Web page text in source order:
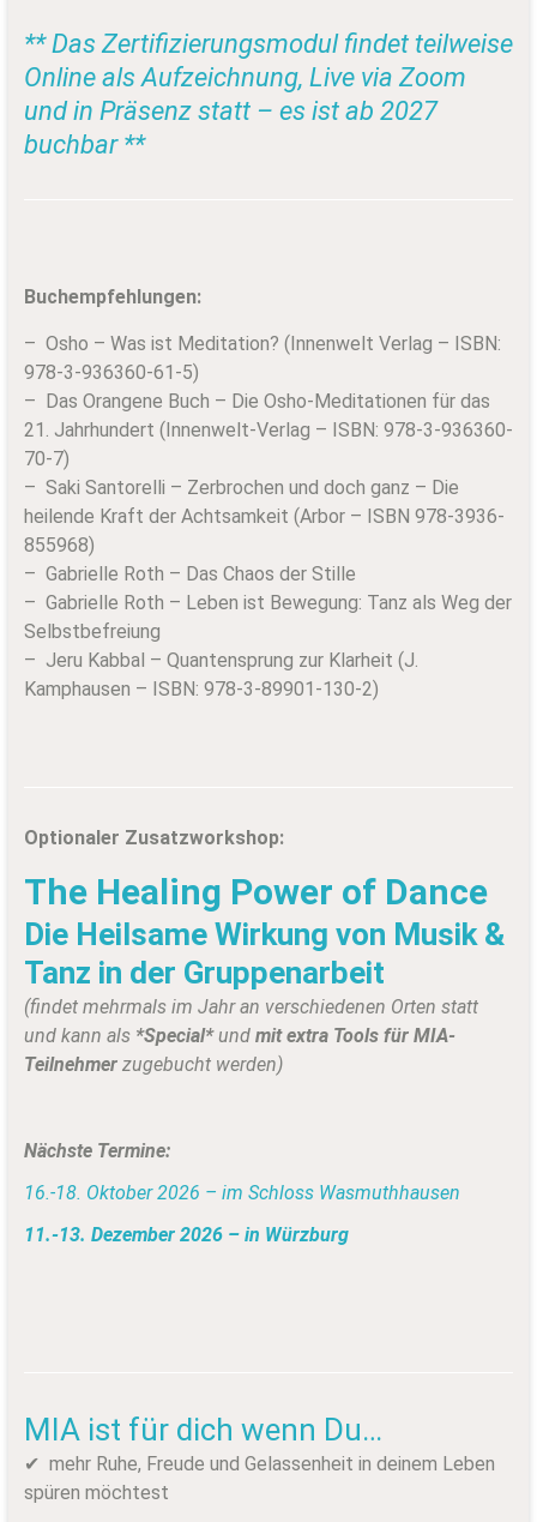
** Das Zertifizierungsmodul findet teilweise
Online als Aufzeichnung, Live via Zoom
und in Präsenz statt – es ist ab 2027
buchbar **
Buchempfehlungen:
– Osho – Was ist Meditation? (Innenwelt Verlag – ISBN:
978-3-936360-61-5)
– Das Orangene Buch – Die Osho-Meditationen für das
21. Jahrhundert (Innenwelt-Verlag – ISBN: 978-3-936360-
70-7)
– Saki Santorelli – Zerbrochen und doch ganz – Die
heilende Kraft der Achtsamkeit (Arbor – ISBN 978-3936-
855968)
– Gabrielle Roth – Das Chaos der Stille
– Gabrielle Roth – Leben ist Bewegung: Tanz als Weg der
Selbstbefreiung
– Jeru Kabbal – Quantensprung zur Klarheit (J.
Kamphausen – ISBN: 978-3-89901-130-2)
Optionaler Zusatzworkshop:
The Healing Power of Dance
Die Heilsame Wirkung von Musik &
Tanz in der Gruppenarbeit
(findet mehrmals im Jahr an verschiedenen Orten statt
und kann als *Special*und mit extra Tools für MIA-
Teilnehmerzugebucht werden)
Nächste Termine:
16.-18. Oktober 2026 – im Schloss Wasmuthhausen
11.-13. Dezember 2026 – in Würzburg
MIA ist für dich wenn Du…
✔ mehr Ruhe, Freude und Gelassenheit in deinem Leben
spüren möchtest